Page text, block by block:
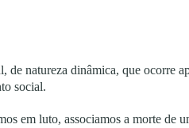
de natureza dinâmica, que ocorre
social.
em luto, associamos a morte de